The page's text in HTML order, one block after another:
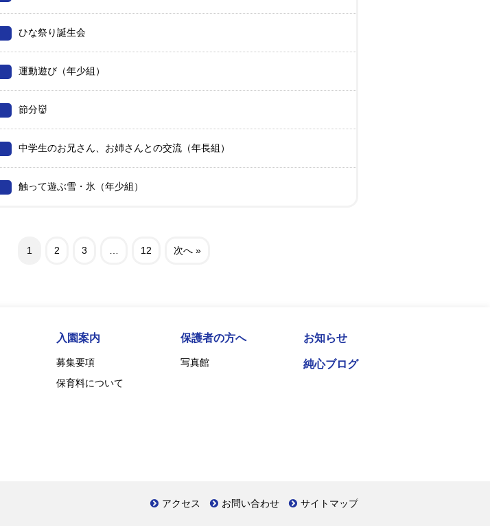
ひな祭り誕生会
運動遊び（年少組）
節分👹
中学生のお兄さん、お姉さんとの交流（年長組）
触って遊ぶ雪・氷（年少組）
1 2 3 12 次へ »
入園案内
募集要項
保育料について
保護者の方へ
写真館
お知らせ
純心ブログ
アクセス お問い合わせ サイトマップ